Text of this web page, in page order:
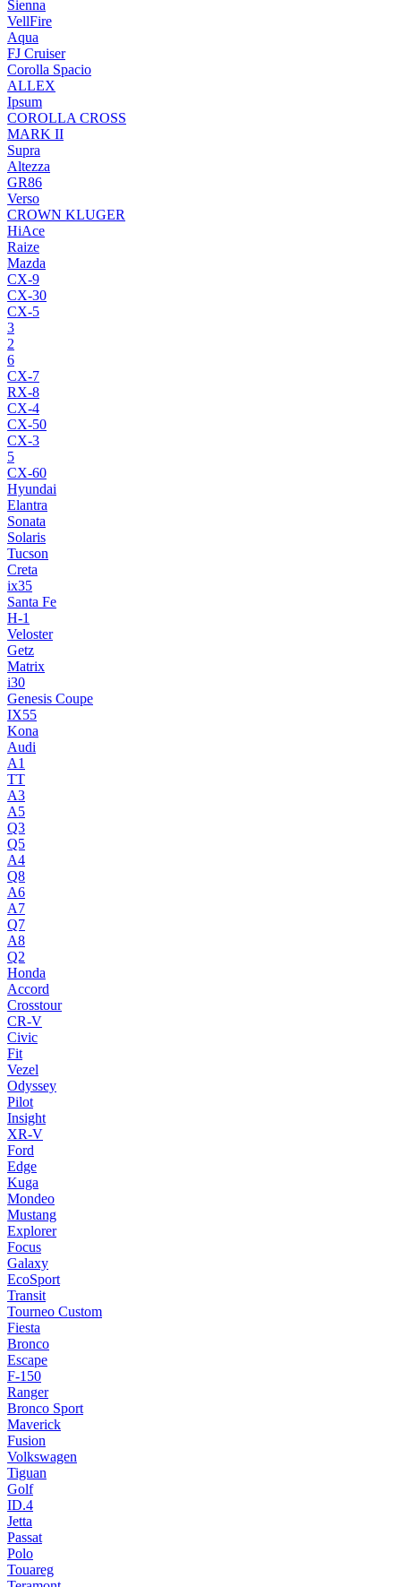
Sienna
VellFire
Aqua
FJ Cruiser
Corolla Spacio
ALLEX
Ipsum
COROLLA CROSS
MARK II
Supra
Altezza
GR86
Verso
CROWN KLUGER
HiAce
Raize
Mazda
CX-9
CX-30
CX-5
3
2
6
CX-7
RX-8
CX-4
CX-50
CX-3
5
CX-60
Hyundai
Elantra
Sonata
Solaris
Tucson
Creta
ix35
Santa Fe
H-1
Veloster
Getz
Matrix
i30
Genesis Coupe
IX55
Kona
Audi
A1
TT
A3
A5
Q3
Q5
A4
Q8
A6
A7
Q7
A8
Q2
Honda
Accord
Crosstour
CR-V
Civic
Fit
Vezel
Odyssey
Pilot
Insight
XR-V
Ford
Edge
Kuga
Mondeo
Mustang
Explorer
Focus
Galaxy
EcoSport
Transit
Tourneo Custom
Fiesta
Bronco
Escape
F-150
Ranger
Bronco Sport
Maverick
Fusion
Volkswagen
Tiguan
Golf
ID.4
Jetta
Passat
Polo
Touareg